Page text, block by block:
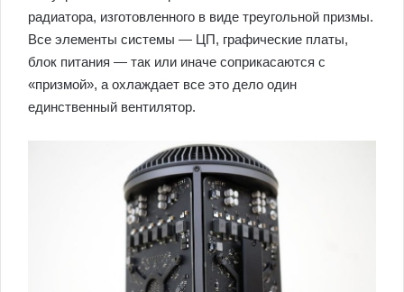
радиатора, изготовленного в виде треугольной призмы.
Все элементы системы — ЦП, графические платы,
блок питания — так или иначе соприкасаются с
«призмой», а охлаждает все это дело один
единственный вентилятор.